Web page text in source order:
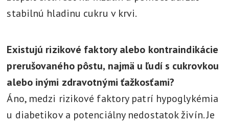
stabilnú hladinu cukru v krvi.
Existujú rizikové faktory alebo kontraindikácie
prerušovaného pôstu, najmä u ľudí s cukrovkou
alebo inými zdravotnými ťažkosťami?
Áno, medzi rizikové faktory patrí hypoglykémia
u diabetikov a potenciálny nedostatok živín. Je